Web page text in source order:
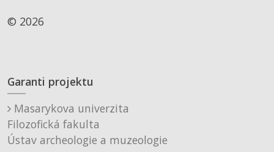
© 2026
Garanti projektu
Masarykova univerzita
Filozofická fakulta
Ústav archeologie a muzeologie